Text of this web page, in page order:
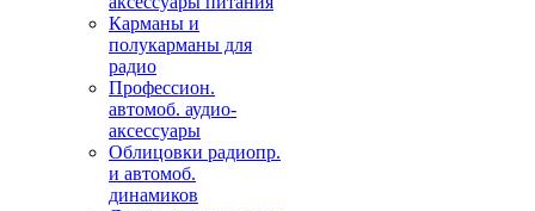
Карманы и
полукарманы для
радио
Профессион.
автомоб. аудио-
аксессуары
Облицовки радиопр.
и автомоб.
динамиков